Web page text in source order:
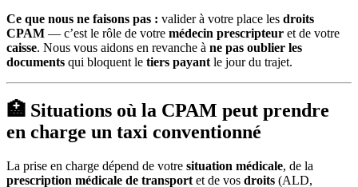
Ce que nous ne faisons pas : valider à votre place les droits
CPAM — c’est le rôle de votre médecin prescripteur et de votre
caisse. Nous vous aidons en revanche à ne pas oublier les
documents qui bloquent le tiers payantle jour du trajet.
🏥 Situations où la CPAM peut prendre
en charge un taxi conventionné
La prise en charge dépend de votre situation médicale, de la
prescription médicale de transport et de vos droits (ALD,